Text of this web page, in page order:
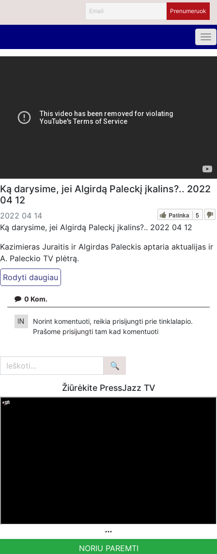
Ką darysime, jei Algirdą Paleckį įkalins?.. 2022
04 12
2022 04 14 Patinka 5
Ką darysime, jei Algirdą Paleckį įkalins?.. 2022 04 12
Kazimieras Juraitis ir Algirdas Paleckis aptaria aktualijas ir
A. Paleckio TV plėtrą.
Jei manote, kad mūsų darbas Jums reikalingas, kviečiame
patreon.com/KazimierasJuraitis; Tiesiogiai pervedant per
PayPal paypal.me/PressJazzTV; Bankiniu pavedimu - VŠĮ
"Kaisakas", LT477300010078090515 Paskirtyje nurodant
0 Kom.
Norint komentuoti, reikia prisijungti prie tinklalapio.
Prašome prisijungti tam kad komentuoti
Žiūrėkite PressJazz TV
NORIU PAREMTI